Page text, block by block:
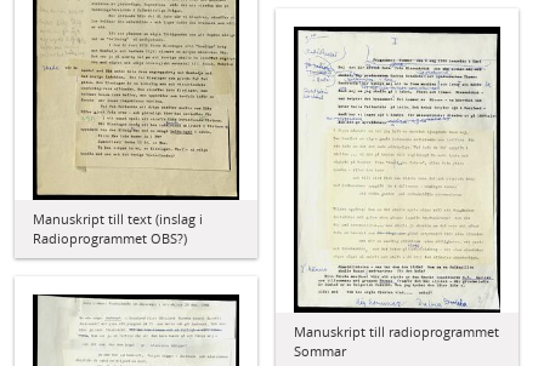
Manuskript till text (inslag i
Radioprogrammet OBS?)
Manuskript till radioprogrammet
Sommar